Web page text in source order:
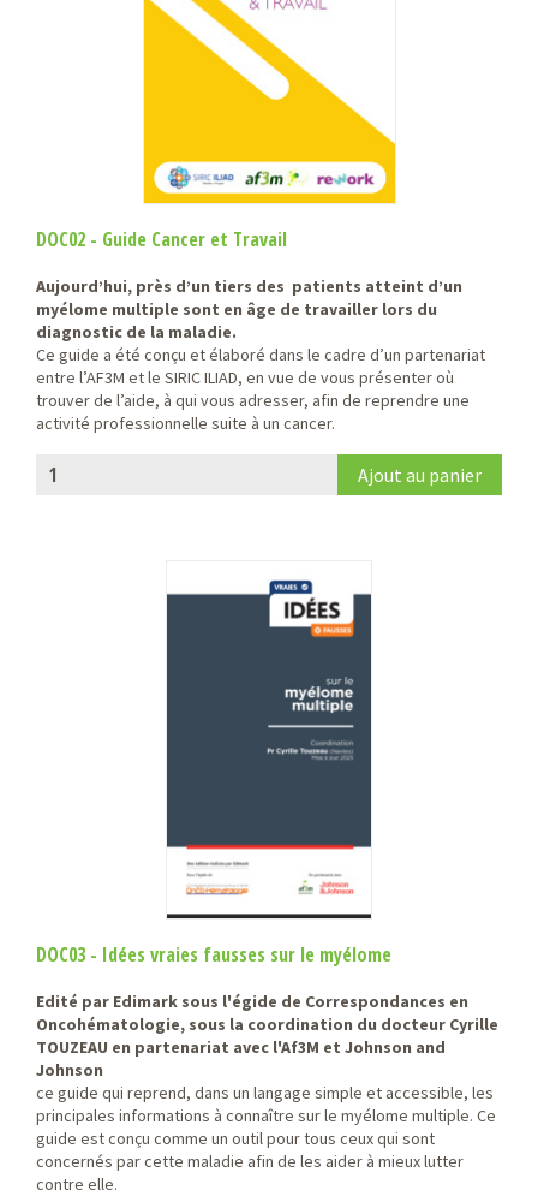
DOC02 - Guide Cancer et Travail
Aujourd’hui, près d’un tiers des patients atteint d’un
myélome multiple sont en âge de travailler lors du
diagnostic de la maladie.
Ce guide a été conçu et élaboré dans le cadre d’un partenariat
entre l’AF3M et le SIRIC ILIAD, en vue de vous présenter où
trouver de l’aide, à qui vous adresser, afin de reprendre une
activité professionnelle suite à un cancer.
DOC03 - Idées vraies fausses sur le myélome
Edité par Edimark sous l'égide de Correspondances en
Oncohématologie, sous la coordination du docteur Cyrille
TOUZEAU en partenariat avec l'Af3M et Johnson and
Johnson
ce guide qui reprend, dans un langage simple et accessible, les
principales informations à connaître sur le myélome multiple. Ce
guide est conçu comme un outil pour tous ceux qui sont
concernés par cette maladie afin de les aider à mieux lutter
contre elle.